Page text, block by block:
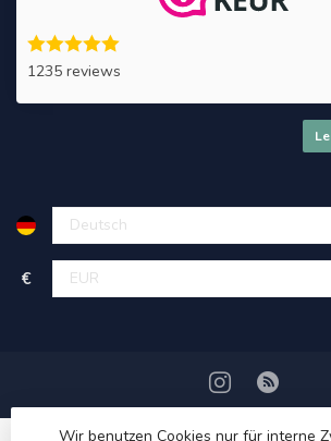
1235 reviews
€
Wir benutzen Cookies nur für interne